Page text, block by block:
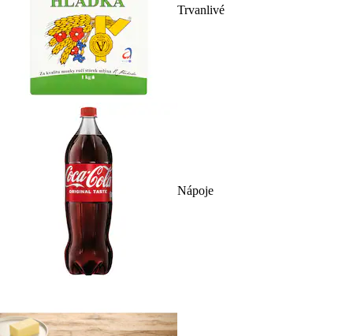
Trvanlivé
Nápoje